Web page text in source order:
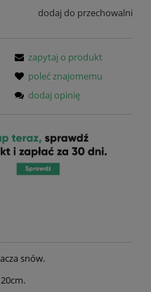
dodaj do przechowalni
zapytaj o produkt
poleć znajomemu
dodaj opinię
snów.